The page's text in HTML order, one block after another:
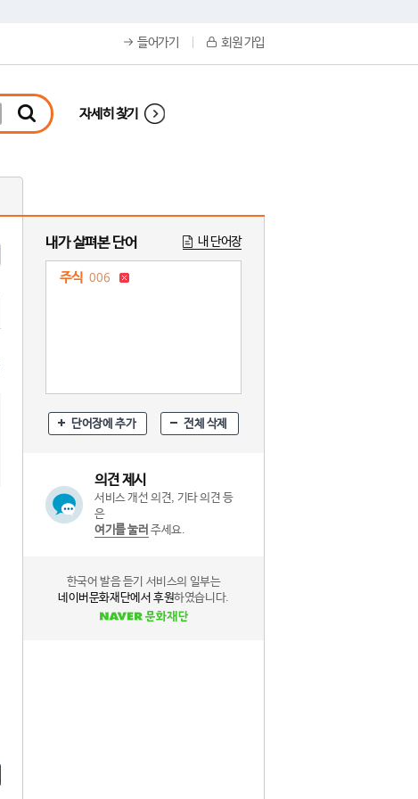
들어가기 회원 가입
자세히 찾기
내가 살펴본 단어 내 단어장
주식 006
단어장에 추가 전체 삭제
의견 제시
서비스 개선 의견, 기타 의견 등
은
여기를 눌러 주세요.
한국어 발음 듣기 서비스의 일부는
네이버문화재단에서 후원하였습니다.